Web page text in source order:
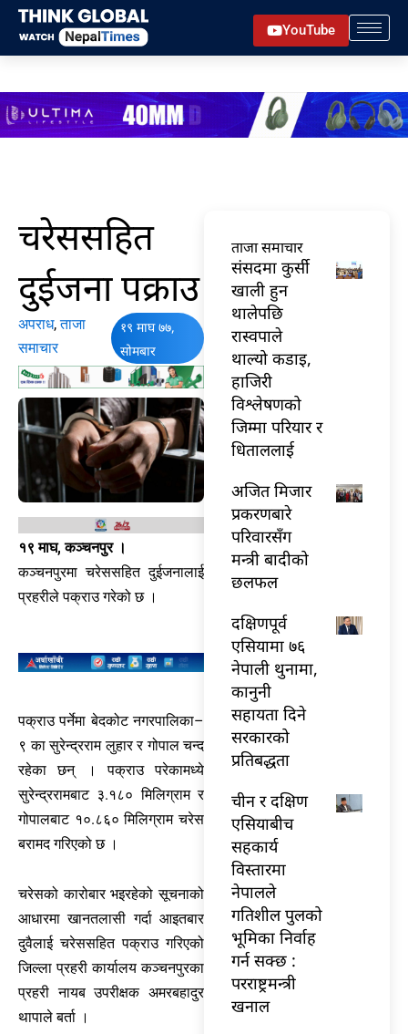
Skip
content
YouTube
चरेससहित
दुईजना पक्राउ
अपराध,ताजा
समाचार
१९ माघ ७७,
सोमबार
१९ माघ, कञ्चनपुर ।
कञ्चनपुरमा चरेससहित दुईजनालाई
प्रहरीले पक्राउ गरेको छ ।
पक्राउ पर्नेमा बेदकोट नगरपालिका–
९ का सुरेन्द्रराम लुहार र गोपाल चन्द
रहेका छन् । पक्राउ परेकामध्ये
सुरेन्द्ररामबाट ३.१८० मिलिग्राम र
गोपालबाट १०.८६० मिलिग्राम चरेस
बरामद गरिएको छ ।
चरेसको कारोबार भइरहेको सूचनाको
आधारमा खानतलासी गर्दा आइतबार
दुवैलाई चरेससहित पक्राउ गरिएको
जिल्ला प्रहरी कार्यालय कञ्चनपुरका
प्रहरी नायब उपरीक्षक अमरबहादुर
थापाले बर्ता ।
ताजा समाचार
संसदमा कुर्सी
खाली हुन
थालेपछि
रास्वपाले
थाल्यो कडाइ,
हाजिरी
विश्लेषणको
जिम्मा परियार र
धिताललाई
अजित मिजार
प्रकरणबारे
परिवारसँग
मन्त्री बादीको
छलफल
दक्षिणपूर्व
एसियामा ७६
नेपाली थुनामा,
कानुनी
सहायता दिने
सरकारको
प्रतिबद्धता
चीन र दक्षिण
एसियाबीच
सहकार्य
विस्तारमा
नेपालले
गतिशील पुलको
भूमिका निर्वाह
गर्न सक्छ :
परराष्ट्रमन्त्री
खनाल